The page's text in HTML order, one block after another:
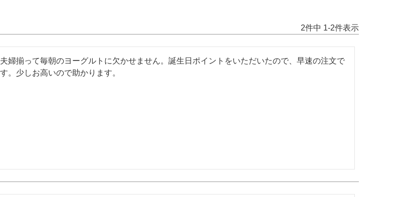
2件中 1-2件表示
夫婦揃って毎朝のヨーグルトに欠かせません。誕生日ポイントをいただいたので、早速の注文で